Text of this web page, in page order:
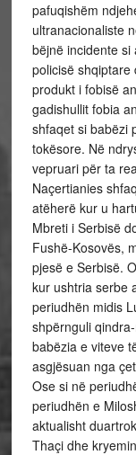
pafuqishëm
ultranacionaliste
bëjnë incidente
policisë shqiptare
produkt i fobisë
gadishullit fobia
shfaqet si babëzi
tokësore. Në
vepruari për ta
Naçertianies
atëherë kur u
Mbreti i Serbisë
Fushë-Kosovës,
pjesë e Serbisë.
kur ushtria serbe
periudhën midis
shpërnguli
babëzia e viteve
asgjësuan nga
Ose si në
periudhën e
aktualisht
Thaçi dhe